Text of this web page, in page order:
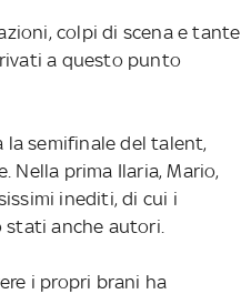
colpi di scena e tante
a questo punto
la semifinale del talent,
Nella prima Ilaria, Mario,
inediti, di cui i
stati anche autori.
i propri brani ha